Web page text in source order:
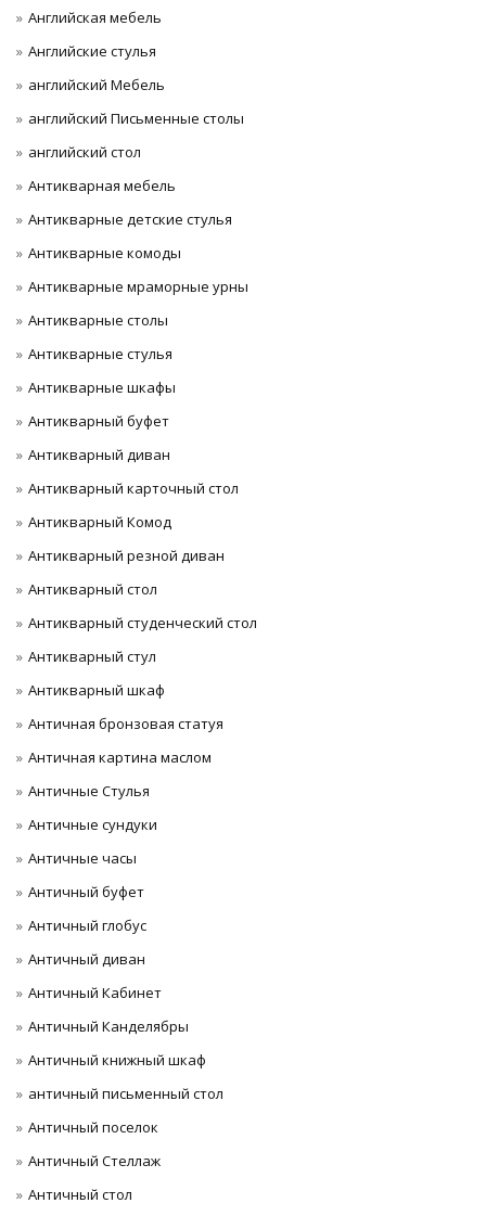
Английская мебель
Английские стулья
английский Мебель
английский Письменные столы
английский стол
Антикварная мебель
Антикварные детские стулья
Антикварные комоды
Антикварные мраморные урны
Антикварные столы
Антикварные стулья
Антикварные шкафы
Антикварный буфет
Антикварный диван
Антикварный карточный стол
Антикварный Комод
Антикварный резной диван
Антикварный стол
Антикварный студенческий стол
Антикварный стул
Антикварный шкаф
Античная бронзовая статуя
Античная картина маслом
Античные Стулья
Античные сундуки
Античные часы
Античный буфет
Античный глобус
Античный диван
Античный Кабинет
Античный Канделябры
Античный книжный шкаф
античный письменный стол
Античный поселок
Античный Стеллаж
Античный стол